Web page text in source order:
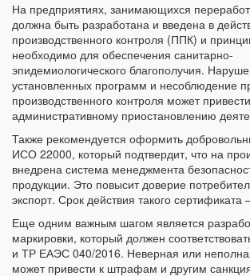
На предприятиях, занимающихся
должна быть разработана и введена в
производственного контроля (ППК) и
необходимо для обеспечения санитарно-
эпидемиологического благополучия.
установленных программ и несоблюдение
производственного контроля может
административному приостановлению
Также рекомендуется оформить
ИСО 22000, который подтвердит, что на
внедрена система менеджмента
продукции. Это повысит доверие
экспорт. Срок действия такого
Еще одним важным шагом является
маркировки, который должен
и ТР ЕАЭС 040/2016. Неверная или
может привести к штрафам и другим